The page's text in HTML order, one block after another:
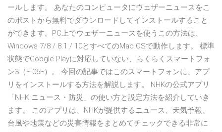
ールします。 あなたのコンピュータにウェザーニュースをこ
のポストから無料でダウンロードしてインストールすること
ができます。PC上でウェザーニュースを使うこの方法は、
Windows 7/8 / 8.1 / 10とすべてのMac OSで動作します。 標準
状態でGoogle Playに対応していない、らくらくスマートフォ
ン3（F-06F）。 今回の記事ではこのスマートフォンに、アプ
リをインストールする方法を解説します。 NHKの公式アプリ
「NHK ニュース・防災」の使い方と設定方法を紹介していき
ます。 このアプリは、NHKが提供するニュース、天気予報、
台風や地震などの災害情報をまとめてチェックできる非常に